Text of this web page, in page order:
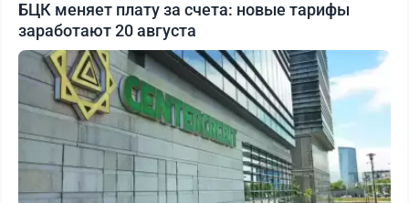
БЦК меняет плату за счета: новые тарифы
заработают 20 августа